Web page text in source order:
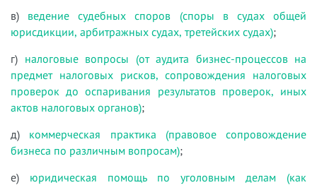
в) ведение судебных споров (споры в судах общей
юрисдикции, арбитражных судах, третейских судах);
г) налоговые вопросы (от аудита бизнес-процессов на
предмет налоговых рисков, сопровождения налоговых
проверок до оспаривания результатов проверок, иных
актов налоговых органов);
д) коммерческая практика (правовое сопровождение
бизнеса по различным вопросам);
е) юридическая помощь по уголовным делам (как